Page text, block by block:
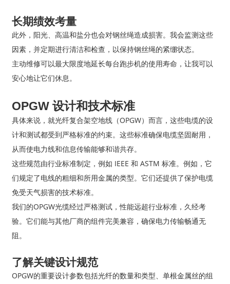
长期绩效考量
此外，阳光、高温和盐分也会对钢丝绳造成损害。我会监测这些
因素，并定期进行清洁和检查，以保持钢丝绳的紧绷状态。
主动维修可以最大限度地延长每台跑步机的使用寿命，让我可以
安心地让它们休息。
OPGW 设计和技术标准
具体来说，就光纤复合架空地线（OPGW）而言，这些电缆的设
计和测试都受到严格标准的约束。这些标准确保电缆坚固耐用，
从而使电力线和信息传输能够和谐共存。
这些规范由行业标准制定，例如 IEEE 和 ASTM 标准。例如，它
们规定了电线的粗细和所用金属的类型。它们还提供了保护电缆
免受天气损害的技术标准。
我们的OPGW光缆经过严格测试，性能远超行业标准，久经考
验。它们能与其他厂商的组件完美兼容，确保电力传输畅通无
阻。
了解关键设计规范
OPGW的重要设计参数包括光纤的数量和类型、单根金属丝的组